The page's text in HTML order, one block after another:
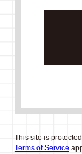
This site is
Terms of Service